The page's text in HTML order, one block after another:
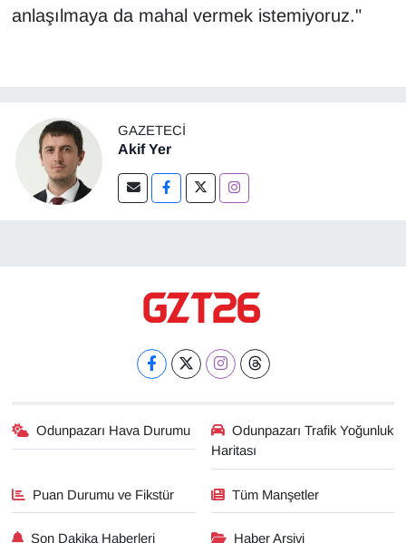
anlaşılmaya da mahal vermek istemiyoruz."
GAZETECI
Akif Yer
Odunpazarı Hava Durumu
Odunpazarı Trafik Yoğunluk
Haritası
Puan Durumu ve Fikstür Tüm Manşetler
Son Dakika Haberleri Haber Arşivi